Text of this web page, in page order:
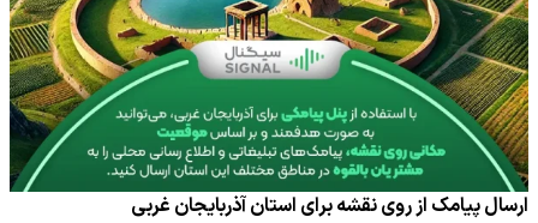
ارسال پیامک از روی نقشه برای استان آذربایجان غربی